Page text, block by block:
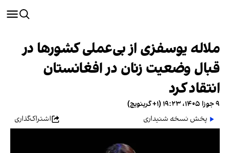
ملاله یوسفزی از بی‌عملی کشورها در
قبال وضعیت زنان در افغانستان
انتقاد کرد
۹ جوزا ۱۴۰۵، ۱۹:۲۳ (‎+۱ گرینویچ)
پخش نسخه شنیداری
اشتراک‌گذاری